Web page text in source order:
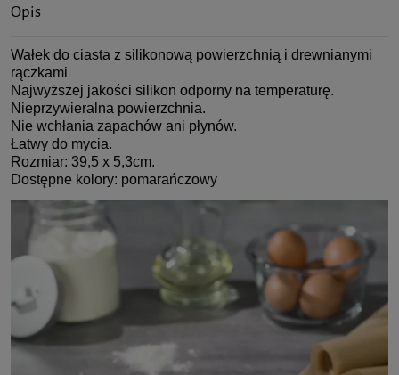
Opis
Wałek do ciasta z silikonową powierzchnią i drewnianymi
rączkami
Najwyższej jakości silikon odporny na temperaturę.
Nieprzywieralna powierzchnia.
Nie wchłania zapachów ani płynów.
Łatwy do mycia.
Rozmiar: 39,5 x 5,3cm.
Dostępne kolory: pomarańczowy